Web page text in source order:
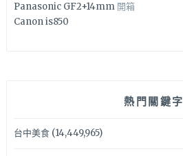
Panasonic GF2+14mm 開箱
Canon is850
熱門關鍵字
台中美食(14,449,965)